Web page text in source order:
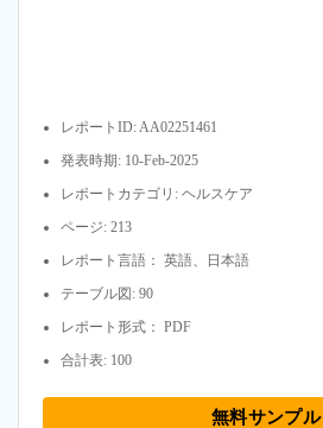
レポートID: AA02251461
発表時期: 10-Feb-2025
レポートカテゴリ: ヘルスケア
ページ: 213
レポート言語： 英語、日本語
テーブル図: 90
レポート形式： PDF
合計表: 100
無料サンプル